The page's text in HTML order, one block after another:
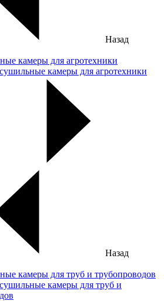
Назад
камеры для агротехники
камеры для агротехники
Назад
камеры для труб и трубопроводов
камеры для труб и